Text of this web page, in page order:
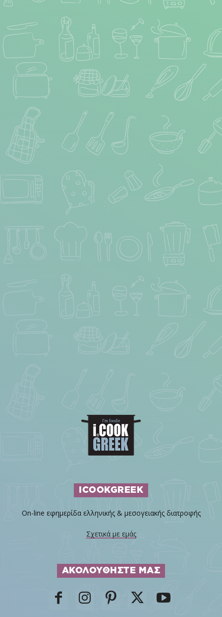
ICOOKGREEK
On-line εφημερίδα ελληνικής & μεσογειακής διατροφής
Σχετικά με εμάς
ΑΚΟΛΟΥΘΗΣΤΕ ΜΑΣ